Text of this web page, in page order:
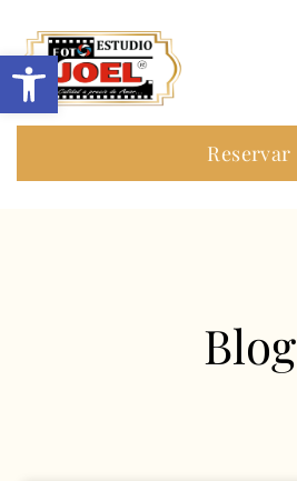
Abrir barra de herramientas
Reservar
Blog